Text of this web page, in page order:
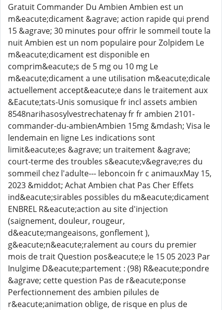
Gratuit Commander Du Ambien Ambien est un
m&eacute;dicament &agrave; action rapide qui prend
15 &agrave; 30 minutes pour offrir le sommeil toute la
nuit Ambien est un nom populaire pour Zolpidem Le
m&eacute;dicament est disponible en
comprim&eacute;s de 5 mg ou 10 mg Le
m&eacute;dicament a une utilisation m&eacute;dicale
actuellement accept&eacute;e dans le traitement aux
&Eacute;tats-Unis somusique fr incl assets ambien
8548narihasosylvestrechatenay fr fr ambien 2101-
commander-du-ambienAmbien 15mg &mdash; Visa le
lendemain en ligne Les indications sont
limit&eacute;es &agrave; un traitement &agrave;
court-terme des troubles s&eacute;v&egrave;res du
sommeil chez l'adulte--- leboncoin fr c animauxMay 15,
2023 &middot; Achat Ambien chat Pas Cher Effets
ind&eacute;sirables possibles du m&eacute;dicament
ENBREL R&eacute;action au site d'injection
(saignement, douleur, rougeur,
d&eacute;mangeaisons, gonflement ),
g&eacute;n&eacute;ralement au cours du premier
mois de trait Question pos&eacute;e le 15 05 2023 Par
Inulgime D&eacute;partement : (98) R&eacute;pondre
&agrave; cette question Pas de r&eacute;ponse
Perfectionnement des ambien pilules de
r&eacute;animation oblige, de risque en plus de